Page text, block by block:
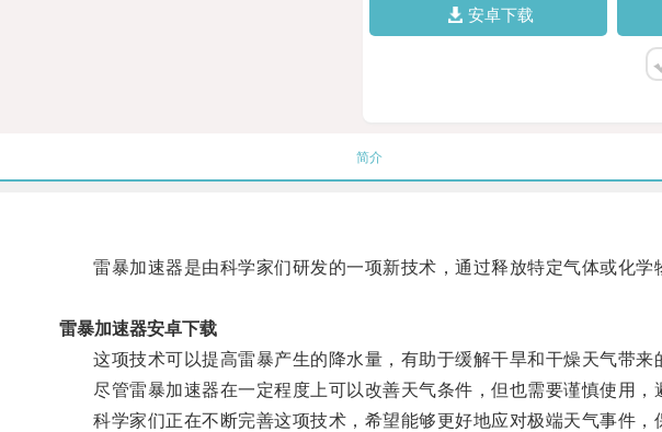
安卓下载
简介
雷暴加速器是由科学家们研发的一项新技术，通过释放特定气体或化学
雷暴加速器安卓下载
这项技术可以提高雷暴产生的降水量，有助于缓解干旱和干燥天气带来
尽管雷暴加速器在一定程度上可以改善天气条件，但也需要谨慎使用，
科学家们正在不断完善这项技术，希望能够更好地应对极端天气事件，